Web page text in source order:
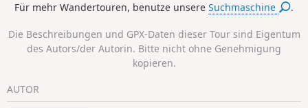
Monaten Mai und Juni ist dies eine
genießen. Blick auf die Ausläufer des
Oisans und des Dévoluy.
Für mehr Wandertouren, benutze unsereSuchmaschine .
Die Beschreibungen und GPX-Daten dieser Tour sind Eigentum
des Autors/der Autorin. Bitte nicht ohne Genehmigung
kopieren.
AUTOR